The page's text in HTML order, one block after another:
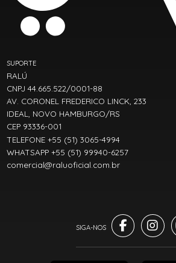
SUPORTE
RALÚ
CNPJ 44.665.522/0001-88
AV. CORONEL FREDERICO LINCK, 233
IDEAL, NOVO HAMBURGO/RS
CEP 93336-001
TELEFONE +55 (51) 3065-4994
WHATSAPP +55 (51) 99940-6257
comercial@raluoficial.com.br